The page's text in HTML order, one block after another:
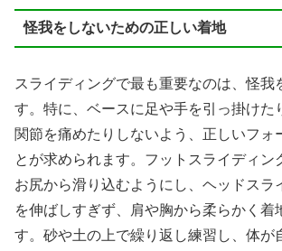
怪我をしないための正しい着地
スライディングで最も重要なのは、怪我
す。特に、ベースに足や手を引っ掛けた
関節を痛めたりしないよう、正しいフォ
とが求められます。フットスライディン
お尻から滑り込むようにし、ヘッドスラ
を伸ばしすぎず、肩や胸から柔らかく着
す。砂や土の上で繰り返し練習し、体が